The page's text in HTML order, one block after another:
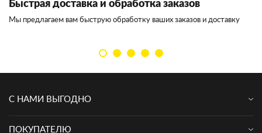
Быстрая доставка и обработка заказов
Мы предлагаем вам быструю обработку ваших заказов и доставку
С НАМИ ВЫГОДНО
ПОКУПАТЕЛЮ